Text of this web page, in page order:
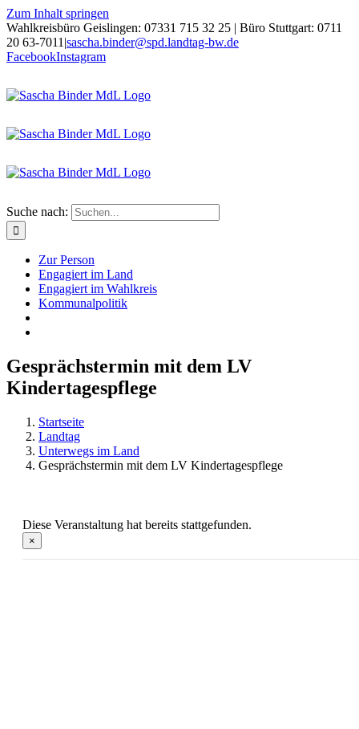
Zum Inhalt springen
Wahlkreisbüro Geislingen: 07331 715 32 25 | Büro Stuttgart: 0711
20 63-7011 |sascha.binder@spd.landtag-bw.de
FacebookInstagram
Suche nach:
Zur Person
Engagiert im Land
Engagiert im Wahlkreis
Kommunalpolitik
Gesprächstermin mit dem LV
Kindertagespflege
Startseite
Landtag
Unterwegs im Land
Gesprächstermin mit dem LV Kindertagespflege
Diese Veranstaltung hat bereits stattgefunden.
×